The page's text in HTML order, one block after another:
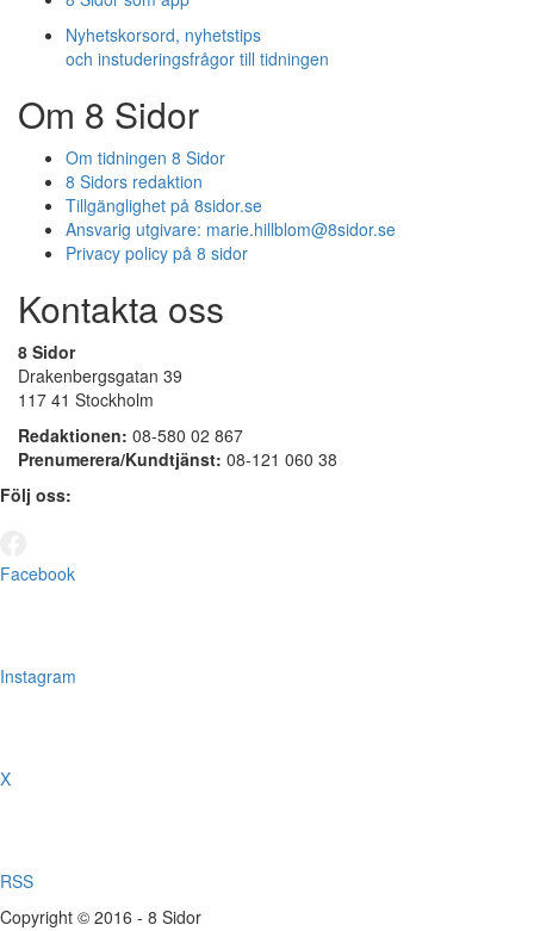
Nyhetskorsord, nyhetstips
och instuderingsfrågor till tidningen
Om 8 Sidor
Om tidningen 8 Sidor
8 Sidors redaktion
Tillgänglighet på 8sidor.se
Ansvarig utgivare: marie.hillblom@8sidor.se
Privacy policy på 8 sidor
Kontakta oss
8 Sidor
Drakenbergsgatan 39
117 41 Stockholm
Redaktionen: 08-580 02 867
Prenumerera/Kundtjänst: 08-121 060 38
Följ oss:
Facebook
Instagram
X
RSS
Copyright © 2016 - 8 Sidor